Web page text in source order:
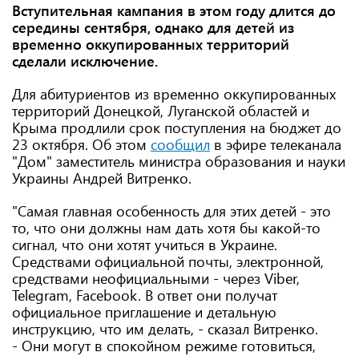
Вступительная кампания в этом году длится до
середины сентября, однако для детей из
временно оккупированных территорий
сделали исключение.
Для абитуриентов из временно оккупированных
территорий Донецкой, Луганской областей и
Крыма продлили срок поступления на бюджет до
23 октября. Об этом сообщил в эфире телеканала
"Дом" заместитель министра образования и науки
Украины Андрей Витренко.
"Самая главная особенность для этих детей - это
то, что они должны нам дать хотя бы какой-то
сигнал, что они хотят учиться в Украине.
Средствами официальной почты, электронной,
средствами неофициальными - через Viber,
Telegram, Facebook. В ответ они получат
официальное приглашение и детальную
инструкцию, что им делать, - сказал Витренко.
- Они могут в спокойном режиме готовиться,